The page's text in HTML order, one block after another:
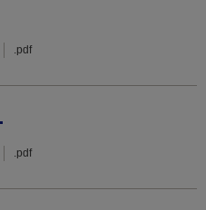
.pdf
.pdf